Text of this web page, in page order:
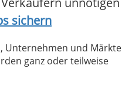
sichern
Unternehmen und
ganz oder teilweise